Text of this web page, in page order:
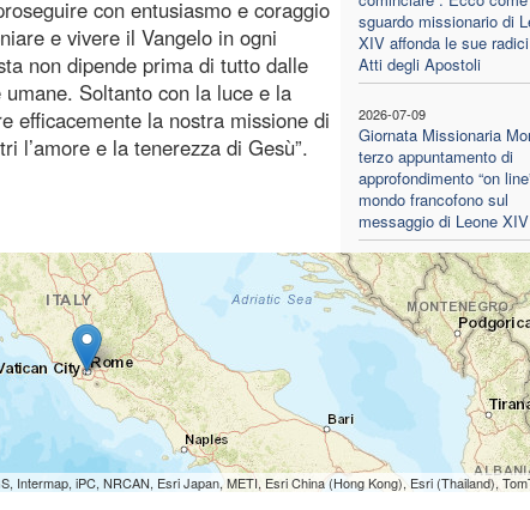
sguardo missionario di
XIV affonda le sue
Atti degli Apostoli
2026-07-09
Giornata Missionaria
terzo appuntamento di
approfondimento “on
mondo francofono sul
messaggio di Leone XIV
con entusiasmo e coraggio
e vivere il Vangelo in ogni
non dipende prima di tutto dalle
Soltanto con la luce e la
efficacemente la nostra missione di
l’amore e la tenerezza di Gesù”.
iPC, NRCAN, Esri Japan, METI, Esri China (Hong Kong), Esri (Thailand),